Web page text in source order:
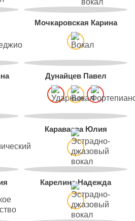
Мочкаровская Карина
Дунайцев Павел
Караваева Юлия
Карелина Надежда